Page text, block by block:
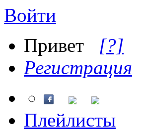
Войти
Привет [?]
Регистрация
Плейлисты